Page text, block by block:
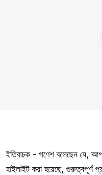
ইতিবাচক - গণেশ বলেছেন যে,
হাইলাইট করা হয়েছে, গুরুত্বপূর্ণ